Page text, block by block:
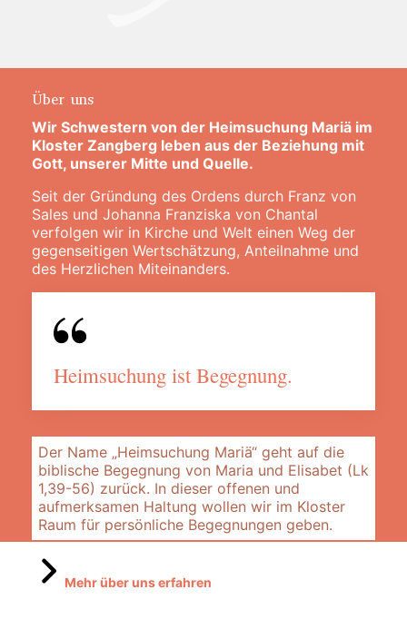
Über uns
Wir Schwestern von der Heimsuchung Mariä im
Kloster Zangberg leben aus der Beziehung mit
Gott, unserer Mitte und Quelle.
Seit der Gründung des Ordens durch Franz von
Sales und Johanna Franziska von Chantal
verfolgen wir in Kirche und Welt einen Weg der
gegenseitigen Wertschätzung, Anteilnahme und
des Herzlichen Miteinanders.
Heim­suchung ist Begegnung.
Der Name „Heimsuchung Mariä“ geht auf die
biblische Begegnung von Maria und Elisabet (Lk
1,39-56) zurück. In dieser offenen und
aufmerksamen Haltung wollen wir im Kloster
Raum für persönliche Begegnungen geben.
Mehr über uns erfahren